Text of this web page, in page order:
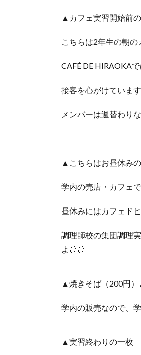
▲カフェ実習開始前
こちらは2年生の朝
CAFÉ DE HIRAOKA
接客を心がけていま
メンバーは週替わり
▲こちらはお昼休み
学内の売店・カフェで
昼休みにはカフェド
調理師校の集団調理
よ🍖🍖
▲焼きそば（200円）
学内の販売なので、
▲実習終わりの一枚